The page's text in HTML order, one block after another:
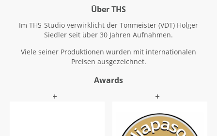
Über THS
Im THS-Studio verwirklicht der Tonmeister (VDT) Holger
Siedler seit über 30 Jahren Aufnahmen.
Viele seiner Produktionen wurden mit internationalen
Preisen ausgezeichnet.
Awards